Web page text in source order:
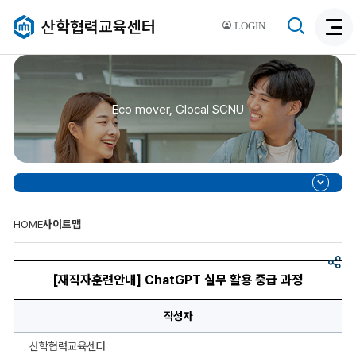
LOGIN
산학협력교육센터
색
활
성
색
Eco mover, Glocal SCNU
HOME사이트맵
공
훈
내]
ChatGPT
[재직자훈련안내] ChatGPT 실무 활용 중급 과정
작성자
산학협력교육센터